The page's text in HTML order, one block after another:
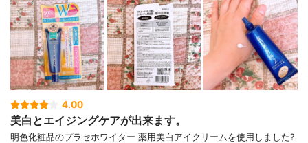
4.00
美白とエイジングケアが出来ます。
明色化粧品のプラセホワイター 薬用美白アイクリームを使用しました?